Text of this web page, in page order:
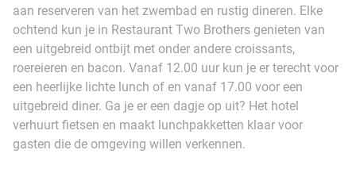
aan reserveren van het zwembad en rustig dineren. Elke
ochtend kun je in Restaurant Two Brothers genieten van
een uitgebreid ontbijt met onder andere croissants,
roereieren en bacon. Vanaf 12.00 uur kun je er terecht voor
een heerlijke lichte lunch of en vanaf 17.00 voor een
uitgebreid diner. Ga je er een dagje op uit? Het hotel
verhuurt fietsen en maakt lunchpakketten klaar voor
gasten die de omgeving willen verkennen.